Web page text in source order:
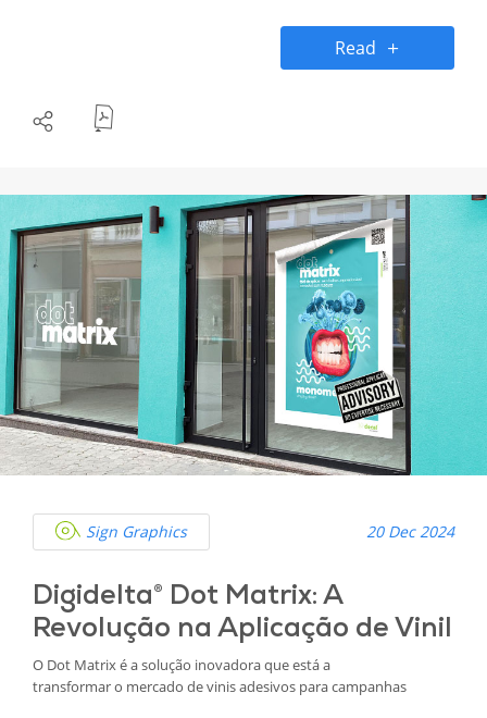
Read
Sign Graphics 20 Dec 2024
Digidelta® Dot Matrix: A
Revolução na Aplicação de Vinil
O Dot Matrix é a solução inovadora que está a
transformar o mercado de vinis adesivos para campanhas